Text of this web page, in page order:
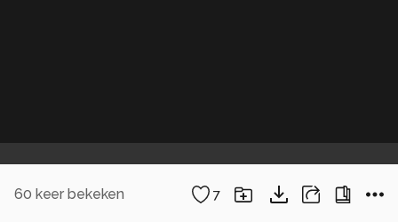
60 keer bekeken 7